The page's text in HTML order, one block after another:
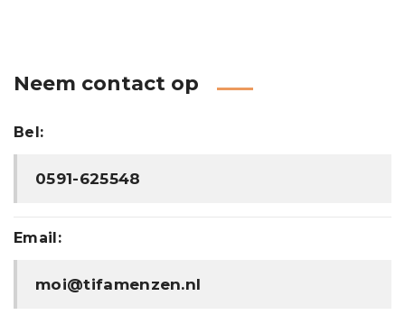
Neem contact op
Bel:
0591-625548
Email:
moi@tifamenzen.nl